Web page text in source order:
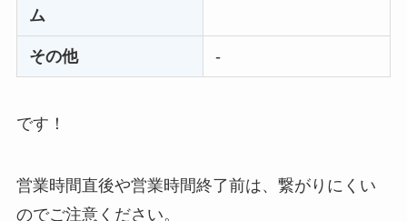
ム
その他 -
です！
営業時間直後や営業時間終了前は、繋がりにくい
のでご注意ください。